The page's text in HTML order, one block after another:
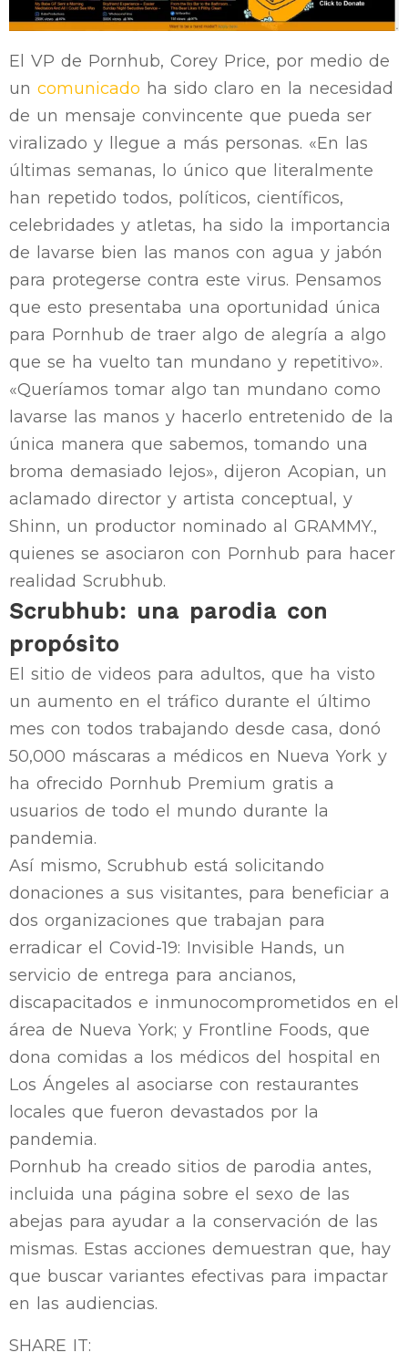
El VP de Pornhub, Corey Price, por medio de
un comunicado ha sido claro en la necesidad
de un mensaje convincente que pueda ser
viralizado y llegue a más personas. «En las
últimas semanas, lo único que literalmente
han repetido todos, políticos, científicos,
celebridades y atletas, ha sido la importancia
de lavarse bien las manos con agua y jabón
para protegerse contra este virus. Pensamos
que esto presentaba una oportunidad única
para Pornhub de traer algo de alegría a algo
que se ha vuelto tan mundano y repetitivo».
«Queríamos tomar algo tan mundano como
lavarse las manos y hacerlo entretenido de la
única manera que sabemos, tomando una
broma demasiado lejos», dijeron Acopian, un
aclamado director y artista conceptual, y
Shinn, un productor nominado al GRAMMY.,
quienes se asociaron con Pornhub para hacer
realidad Scrubhub.
Scrubhub: una parodia con
propósito
El sitio de videos para adultos, que ha visto
un aumento en el tráfico durante el último
mes con todos trabajando desde casa, donó
50,000 máscaras a médicos en Nueva York y
ha ofrecido Pornhub Premium gratis a
usuarios de todo el mundo durante la
pandemia.
Así mismo, Scrubhub está solicitando
donaciones a sus visitantes, para beneficiar a
dos organizaciones que trabajan para
erradicar el Covid-19: Invisible Hands, un
servicio de entrega para ancianos,
discapacitados e inmunocomprometidos en el
área de Nueva York; y Frontline Foods, que
dona comidas a los médicos del hospital en
Los Ángeles al asociarse con restaurantes
locales que fueron devastados por la
pandemia.
Pornhub ha creado sitios de parodia antes,
incluida una página sobre el sexo de las
abejas para ayudar a la conservación de las
mismas. Estas acciones demuestran que, hay
que buscar variantes efectivas para impactar
en las audiencias.
SHARE IT: